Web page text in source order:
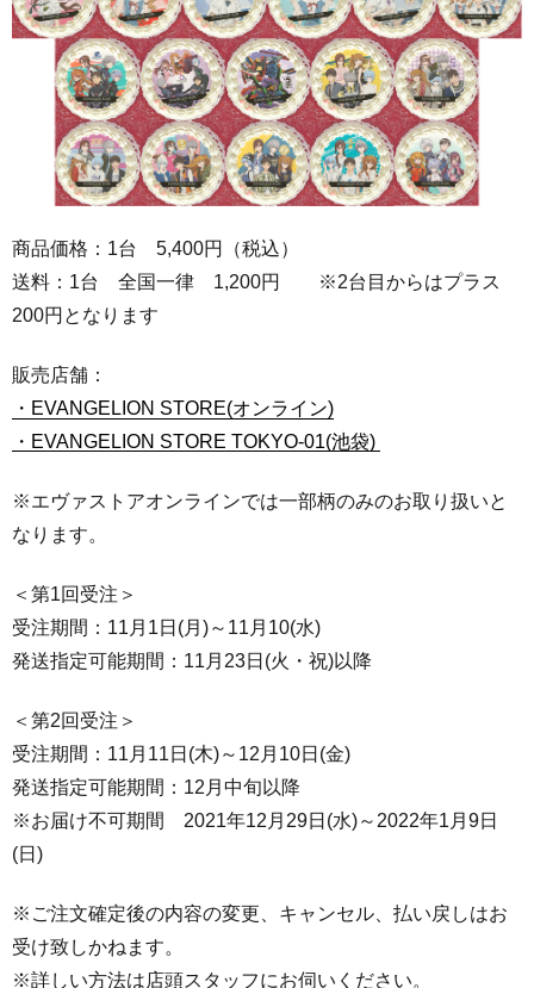
商品価格：1台 5,400円（税込）
送料：1台 全国一律 1,200円 ※2台目からはプラス
200円となります
販売店舗：
・EVANGELION STORE(オンライン)
・EVANGELION STORE TOKYO-01(池袋)
※エヴァストアオンラインでは一部柄のみのお取り扱いと
なります。
＜第1回受注＞
受注期間：11月1日(月)～11月10(水)
発送指定可能期間：11月23日(火・祝)以降
＜第2回受注＞
受注期間：11月11日(木)～12月10日(金)
発送指定可能期間：12月中旬以降
※お届け不可期間 2021年12月29日(水)～2022年1月9日
(日)
※ご注文確定後の内容の変更、キャンセル、払い戻しはお
受け致しかねます。
※詳しい方法は店頭スタッフにお伺いください。